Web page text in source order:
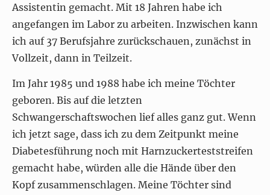
Assistentin gemacht. Mit 18 Jahren habe ich
angefangen im Labor zu arbeiten. Inzwischen kann
ich auf 37 Berufsjahre zurückschauen, zunächst in
Vollzeit, dann in Teilzeit.
Im Jahr 1985 und 1988 habe ich meine Töchter
geboren. Bis auf die letzten
Schwangerschaftswochen lief alles ganz gut. Wenn
ich jetzt sage, dass ich zu dem Zeitpunkt meine
Diabetesführung noch mit Harnzuckerteststreifen
gemacht habe, würden alle die Hände über den
Kopf zusammenschlagen. Meine Töchter sind